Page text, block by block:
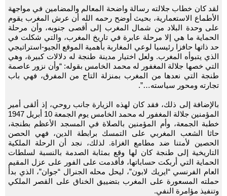
لقد كان خطاب جلالته رسالة واضحة المعالم والمضامين في مواجهة
الأطماع الاستعمارية، بحيث أوضح رحمه الله أن عرش المغرب يقوم
على وحدة البلاد من شمال المغرب إلى أقصى جنوبه، وأن مرحلة
الحماية ما هي إلا مرحلة عابرة في تاريخ المغرب، والتي شكلت في
حد ذاتها حافزا رئيسيا لوعي المغاربة بأهمية الموقع الجيو-استراتيجي
الذي يتبوأه المغرب. ولعل اختيار مدينة طنجة له دلالات كبيرة، وهي
التي خصها جلالة المغفور له محمد الخامس بقوله: “وأن نزور عاصمة
طنجة التي نعدها من المغرب بمنزلة التاج من المفرق، فهي باب
تجارته ومحور سياسته…”.
بالإضافة إلى ذلك، فقد كان لهذه الزيارة جانب روحي، إذ ألقى أمير
المؤمنين جلالة المغفور له محمد الخامس يوم الجمعة 10 أبريل 1947
خطبة الجمعة، وأم المؤمنين بالصلاة في المسجد الأعظم بطنجة،
حاثا الشعب المغربي على التمسك برابطة الدين، فهي الحصن
الحصين لأمتنا ضد مطامع الغزاة. لذلك، نجد أن الرحلة الملكية
التاريخية إلى طنجة كان لها وقع بمثابة الصدمة بالنسبة لسلطات
الحماية التي أربكت حساباتها، فأقدمت على الفور على عزل المقيم
العام الفرنسي “ايريك لابون”، ليحل محله الجنرال “جوان”، الذي بدأ
حملته المسعورة على المغرب بتضييق الخناق على القصر الملكي
وتنفيذ مؤامرة النفي.